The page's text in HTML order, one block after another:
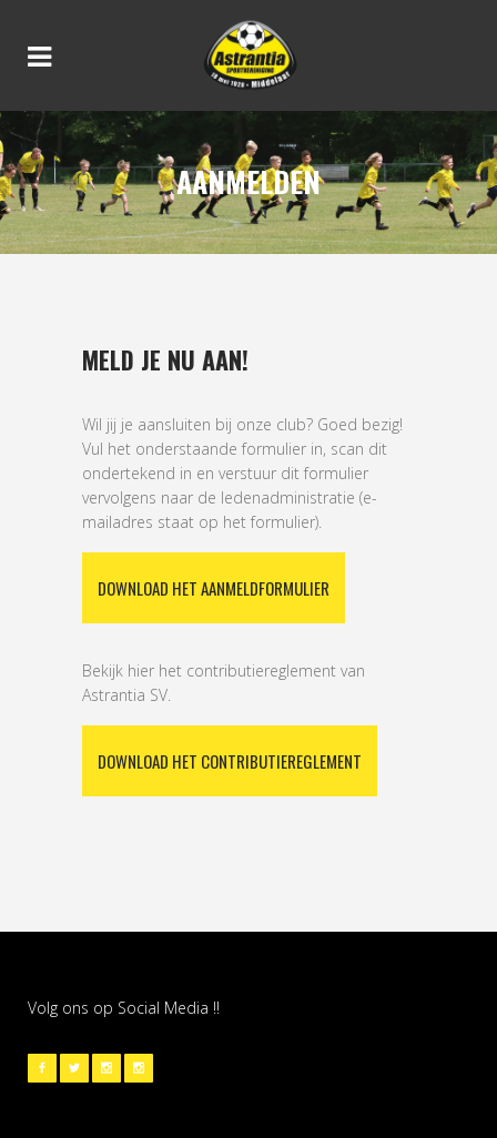
AANMELDEN
MELD JE NU AAN!
Wil jij je aansluiten bij onze club? Goed bezig!
Vul het onderstaande formulier in, scan dit
ondertekend in en verstuur dit formulier
vervolgens naar de ledenadministratie (e-
mailadres staat op het formulier).
DOWNLOAD HET AANMELDFORMULIER
Bekijk hier het contributiereglement van
Astrantia SV.
DOWNLOAD HET CONTRIBUTIEREGLEMENT
Volg ons op Social Media !!